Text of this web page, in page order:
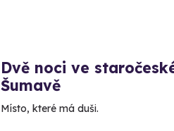
Dvě noci ve
Šumavě
Místo, které má duši.